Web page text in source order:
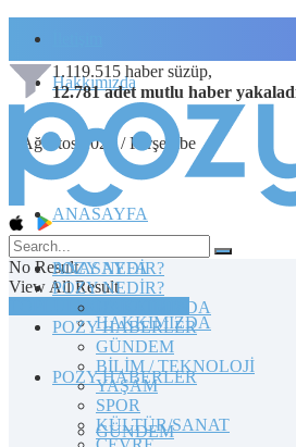
Hakkımızda
6 Ağustos 2026 / Perşembe
1.119.515 haber süzüp,
12.781 adet mutlu haber
No Result
View All Result
TOPLULUĞA KATILIN
ANASAYFA
POZY NEDİR?
HAKKIMIZDA
POZY HABERLER
GÜNDEM
ANASAYFA
POZY NEDİR?
HAKKIMIZDA
POZY HABERLER
GÜNDEM
BİLİM / TEKNOLOJİ
YAŞAM
SPOR
KÜLTÜR/SANAT